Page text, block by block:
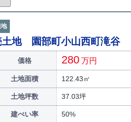
土地 園部町小山西町滝谷
価格 280 万円
土地面積 122.43㎡
土地坪数 37.03坪
建ぺい率 50%